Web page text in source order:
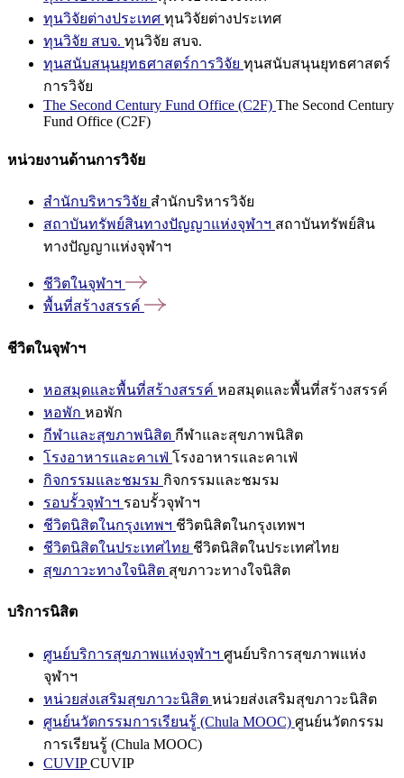
ทุนวิจัยต่างประเทศ ทุนวิจัยต่างประเทศ
ทุนวิจัย สบจ. ทุนวิจัย สบจ.
ทุนสนับสนุนยุทธศาสตร์การวิจัย ทุนสนับสนุนยุทธศาสตร์
การวิจัย
The Second Century Fund Office (C2F) The Second Century
Fund Office (C2F)
หน่วยงานด้านการวิจัย
สำนักบริหารวิจัย สำนักบริหารวิจัย
สถาบันทรัพย์สินทางปัญญาแห่งจุฬาฯ สถาบันทรัพย์สิน
ทางปัญญาแห่งจุฬาฯ
ชีวิตในจุฬาฯ
พื้นที่สร้างสรรค์
ชีวิตในจุฬาฯ
หอสมุดและพื้นที่สร้างสรรค์ หอสมุดและพื้นที่สร้างสรรค์
หอพัก หอพัก
กีฬาและสุขภาพนิสิต กีฬาและสุขภาพนิสิต
โรงอาหารและคาเฟ่ โรงอาหารและคาเฟ่
กิจกรรมและชมรม กิจกรรมและชมรม
รอบรั้วจุฬาฯ รอบรั้วจุฬาฯ
ชีวิตนิสิตในกรุงเทพฯ ชีวิตนิสิตในกรุงเทพฯ
ชีวิตนิสิตในประเทศไทย ชีวิตนิสิตในประเทศไทย
สุขภาวะทางใจนิสิต สุขภาวะทางใจนิสิต
บริการนิสิต
ศูนย์บริการสุขภาพแห่งจุฬาฯ ศูนย์บริการสุขภาพแห่ง
จุฬาฯ
หน่วยส่งเสริมสุขภาวะนิสิต หน่วยส่งเสริมสุขภาวะนิสิต
ศูนย์นวัตกรรมการเรียนรู้ (Chula MOOC) ศูนย์นวัตกรรม
การเรียนรู้ (Chula MOOC)
CUVIPCUVIP